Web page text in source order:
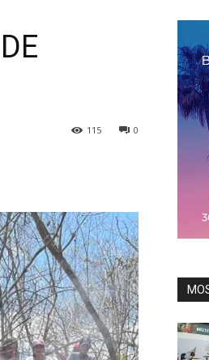
0
115